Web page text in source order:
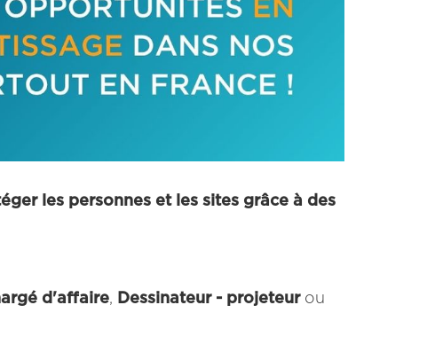
les personnes et les sites grâce à des
d'affaire, Dessinateur - projeteurou